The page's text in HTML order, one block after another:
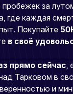
за
где каждая
Покупайте
в своё
прямо сейчас
Тарковом в
и